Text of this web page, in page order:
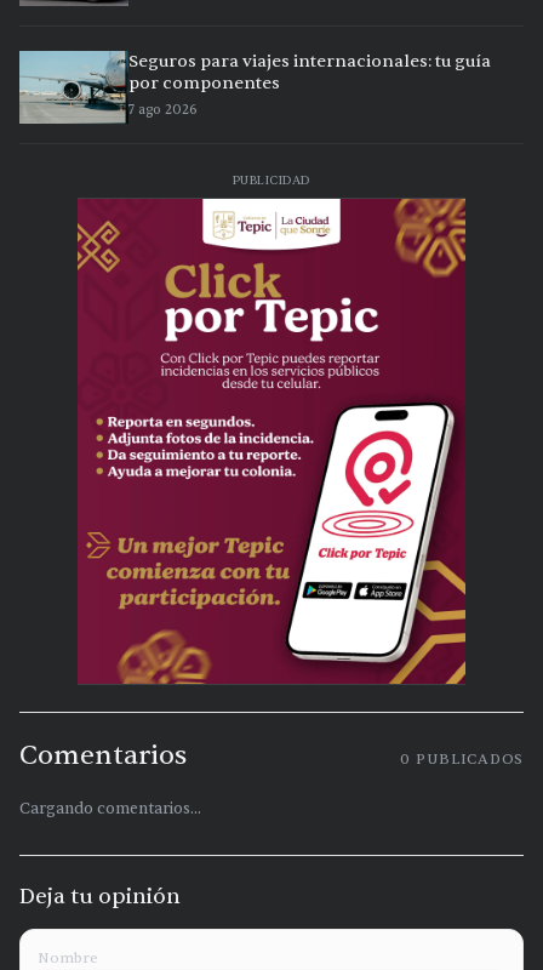
Seguros para viajes internacionales: tu guía
por componentes
7 ago 2026
PUBLICIDAD
Comentarios 0 PUBLICADOS
Cargando comentarios...
Deja tu opinión
Nombre